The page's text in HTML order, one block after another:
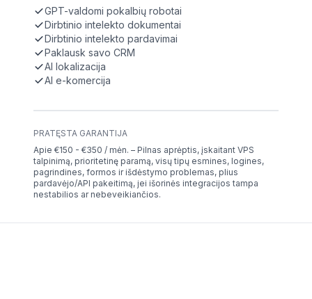
GPT-valdomi pokalbių robotai
Dirbtinio intelekto dokumentai
Dirbtinio intelekto pardavimai
Paklausk savo CRM
AI lokalizacija
AI e-komercija
PRATĘSTA GARANTIJA
Apie €150 - €350 / mėn. – Pilnas aprėptis, įskaitant VPS
talpinimą, prioritetinę paramą, visų tipų esmines, logines,
pagrindines, formos ir išdėstymo problemas, plius
pardavėjo/API pakeitimą, jei išorinės integracijos tampa
nestabilios ar nebeveikiančios.